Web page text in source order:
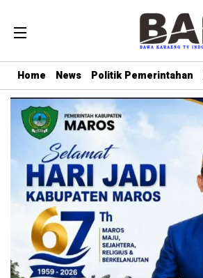
Home News Politik Pemerintahan